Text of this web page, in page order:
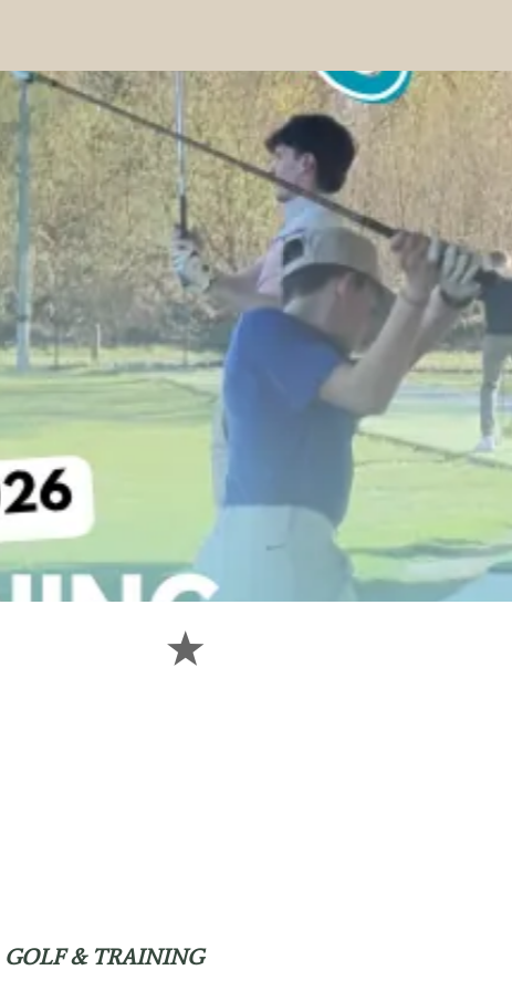
GOLF & TRAINING